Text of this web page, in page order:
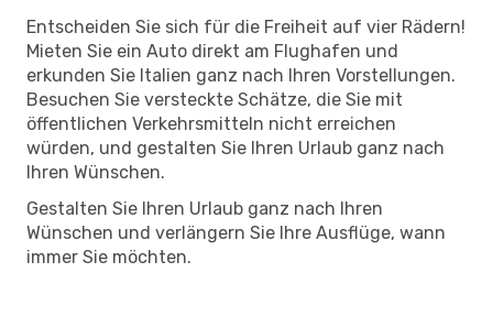
Entscheiden Sie sich für die Freiheit auf vier Rädern!
Mieten Sie ein Auto direkt am Flughafen und
erkunden Sie Italien ganz nach Ihren Vorstellungen.
Besuchen Sie versteckte Schätze, die Sie mit
öffentlichen Verkehrsmitteln nicht erreichen
würden, und gestalten Sie Ihren Urlaub ganz nach
Ihren Wünschen.
Gestalten Sie Ihren Urlaub ganz nach Ihren
Wünschen und verlängern Sie Ihre Ausflüge, wann
immer Sie möchten.